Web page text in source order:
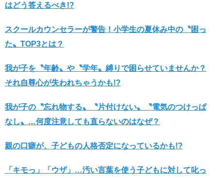
はどう答えるべき!?
スクールカウンセラーが警告！小学生の夏休み中の〝困っ
た〟TOP3とは？
我が子を〝年齢〟や〝学年〟縛りで困らせていませんか？
それ自尊心が失われちゃうかも!?
我が子の〝忘れ物する〟〝片付けない〟〝電気のつけっぱ
なし〟…何度注意しても直らないのはなぜ？
親の口癖が、子どもの人格否定になっているかも!?
「キモっ」「ウザ」…汚い言葉を使う子どもに対して叱っ